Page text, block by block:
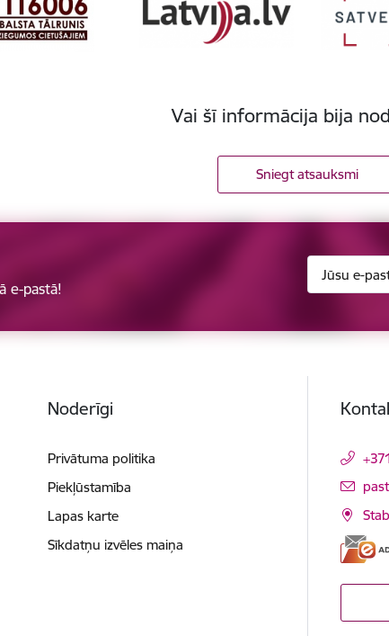
Vai šī informācija bija
Sniegt atsauksmi
e-pastā!
Noderīgi
Privātuma politika
Piekļūstamība
Lapas karte
Sīkdatņu izvēles maiņa
E-